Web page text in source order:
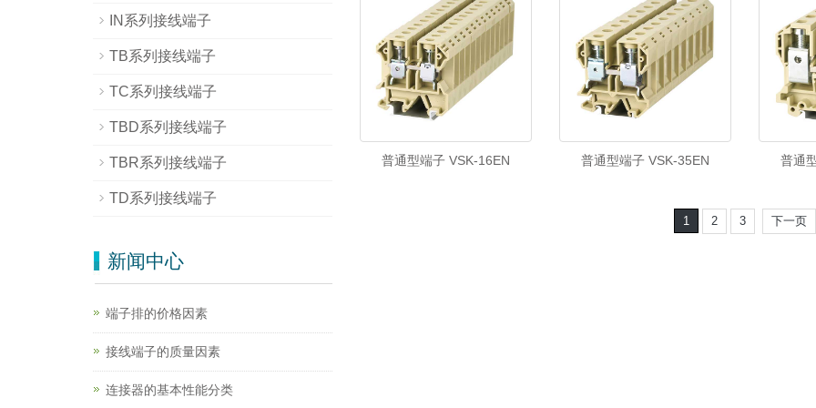
普通型端子 VSK-16EN 普通型端子 VSK-35EN 普通
1 2 3 下一页
IN系列接线端子
TB系列接线端子
TC系列接线端子
TBD系列接线端子
TBR系列接线端子
TD系列接线端子
新闻中心
端子排的价格因素
接线端子的质量因素
连接器的基本性能分类